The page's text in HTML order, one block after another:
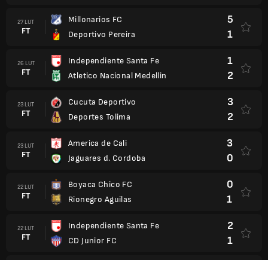
27 LUT
FT
Millonarios FC
Deportivo Pereira
5
1
26 LUT
FT
Independiente Santa Fe
Atletico Nacional Medellin
1
2
23 LUT
FT
Cucuta Deportivo
Deportes Tolima
3
2
23 LUT
FT
America de Cali
Jaguares d. Cordoba
3
0
22 LUT
FT
Boyaca Chico FC
Rionegro Aguilas
0
1
22 LUT
FT
Independiente Santa Fe
CD Junior FC
2
1